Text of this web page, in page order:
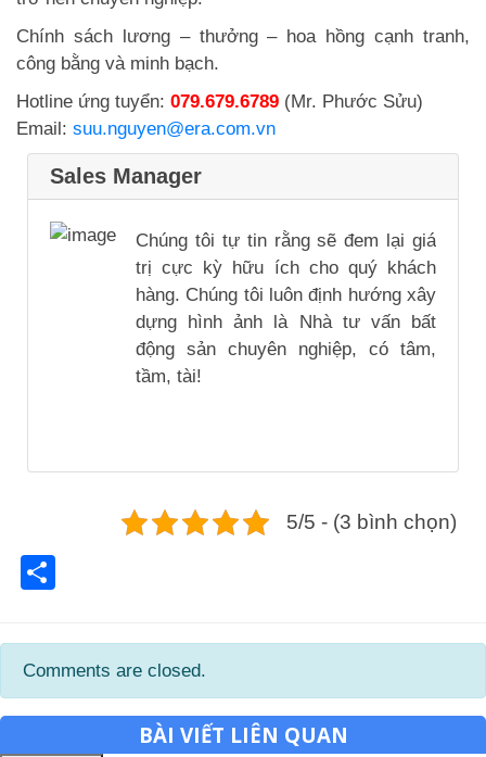
Chính sách lương – thưởng – hoa hồng cạnh tranh,
công bằng và minh bạch.
Hotline ứng tuyển: 079.679.6789 (Mr. Phước Sửu)
Email: suu.nguyen@era.com.vn
Sales Manager
Chúng tôi tự tin rằng sẽ đem lại giá
trị cực kỳ hữu ích cho quý khách
hàng. Chúng tôi luôn định hướng xây
dựng hình ảnh là Nhà tư vấn bất
động sản chuyên nghiệp, có tâm,
tầm, tài!
5/5 - (3 bình chọn)
Comments are closed.
BÀI VIẾT LIÊN QUAN